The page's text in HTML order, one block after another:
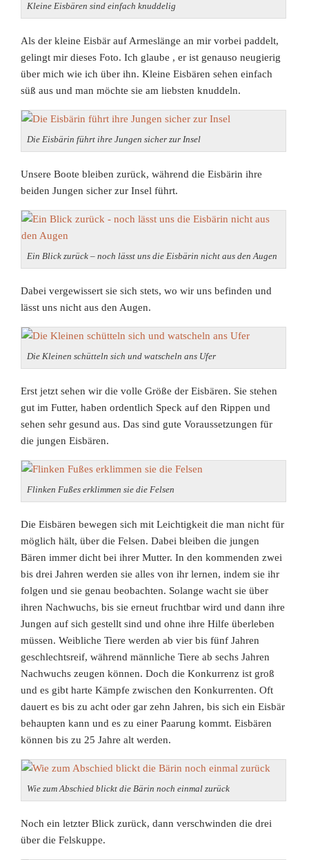
Kleine Eisbären sind einfach knuddelig
Als der kleine Eisbär auf Armeslänge an mir vorbei paddelt,
gelingt mir dieses Foto. Ich glaube , er ist genauso neugierig
über mich wie ich über ihn. Kleine Eisbären sehen einfach
süß aus und man möchte sie am liebsten knuddeln.
Die Eisbärin führt ihre Jungen sicher zur Insel
Unsere Boote bleiben zurück, während die Eisbärin ihre
beiden Jungen sicher zur Insel führt.
Ein Blick zurück – noch lässt uns die Eisbärin nicht aus den Augen
Dabei vergewissert sie sich stets, wo wir uns befinden und
lässt uns nicht aus den Augen.
Die Kleinen schütteln sich und watscheln ans Ufer
Erst jetzt sehen wir die volle Größe der Eisbären. Sie stehen
gut im Futter, haben ordentlich Speck auf den Rippen und
sehen sehr gesund aus. Das sind gute Voraussetzungen für
die jungen Eisbären.
Flinken Fußes erklimmen sie die Felsen
Die Eisbären bewegen sich mit Leichtigkeit die man nicht für
möglich hält, über die Felsen. Dabei bleiben die jungen
Bären immer dicht bei ihrer Mutter. In den kommenden zwei
bis drei Jahren werden sie alles von ihr lernen, indem sie ihr
folgen und sie genau beobachten. Solange wacht sie über
ihren Nachwuchs, bis sie erneut fruchtbar wird und dann ihre
Jungen auf sich gestellt sind und ohne ihre Hilfe überleben
müssen. Weibliche Tiere werden ab vier bis fünf Jahren
geschlechtsreif, während männliche Tiere ab sechs Jahren
Nachwuchs zeugen können. Doch die Konkurrenz ist groß
und es gibt harte Kämpfe zwischen den Konkurrenten. Oft
dauert es bis zu acht oder gar zehn Jahren, bis sich ein Eisbär
behaupten kann und es zu einer Paarung kommt. Eisbären
können bis zu 25 Jahre alt werden.
Wie zum Abschied blickt die Bärin noch einmal zurück
Noch ein letzter Blick zurück, dann verschwinden die drei
über die Felskuppe.